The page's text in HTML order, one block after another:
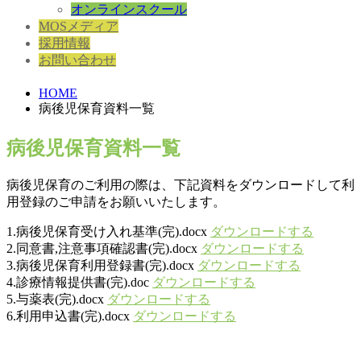
オンラインスクール
MOSメディア
採用情報
お問い合わせ
HOME
病後児保育資料一覧
病後児保育資料一覧
病後児保育のご利用の際は、下記資料をダウンロードして利
用登録のご申請をお願いいたします。
1.病後児保育受け入れ基準(完).docx ダウンロードする
2.同意書,注意事項確認書(完).docx ダウンロードする
3.病後児保育利用登録書(完).docx ダウンロードする
4.診療情報提供書(完).doc ダウンロードする
5.与薬表(完).docx ダウンロードする
6.利用申込書(完).docx ダウンロードする